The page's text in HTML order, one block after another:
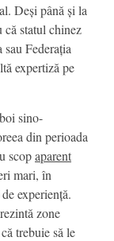
Deși până și la
că statul chinez
Federația
expertiză pe
sino-
din perioada
scopaparent
mari, în
experiență.
zone
trebuie să le